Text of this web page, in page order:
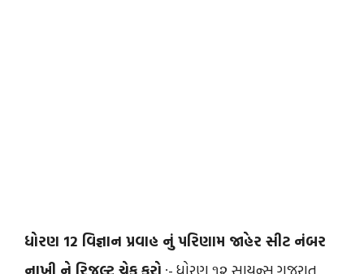
ધોરણ 12 વિજ્ઞાન પ્રવાહ નું પરિણામ જાહેર સીટ નંબર